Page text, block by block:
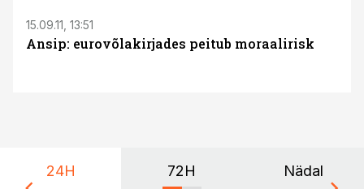
15.09.11, 13:51
Ansip: eurovõlakirjades peitub moraalirisk
24H 72H Nädal